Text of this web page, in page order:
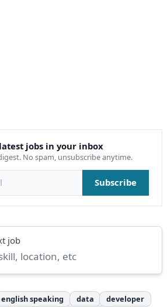
jobs in your inbox
No spam, unsubscribe anytime.
Subscribe
job
english speaking data
developer